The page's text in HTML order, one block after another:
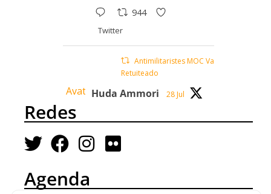
944
Twitter
Antimilitaristes MOC València
Retuiteado
AvatarHuda Ammori 28 Jul
Charlotte Head, who was
sentenced as a terrorist
for destroying Israeli
of her lawyer.
Redes
Agenda